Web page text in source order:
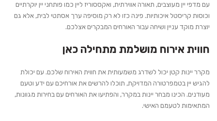
עם מדפי יין מעוצבים, תאורה אווירתית, ואקססוריז ליין כמו פותחני יין יוקרתיים
וכוסות קריסטל איכותיות. פינה כזו לא רק מוסיפה ערך אסתטי לבית, אלא גם
יוצרת מוקד עניין ושיחה עבור האורחים המבקרים אצלכם.
חווית אירוח מושלמת מתחילה כאן
מקרר יינות קטן יכול לשדרג משמעותית את חווית האירוח שלכם. עם יכולת
להגיש יין בטמפרטורה המדויקת, תוכלו להרשים את אורחיכם עם ידע וטעם
מעודנים. הכינו מבחר יינות במקרר, והפתיעו את האורחים עם בחירות מגוונות,
המתאימות לטעמם האישי.